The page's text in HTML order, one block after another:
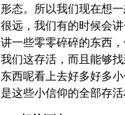
形态。所以我们现在想
很远，我们有的时候会
讲一些零零碎碎的东西
我们这存活，而且能够
东西呢看上去好多好多
是这些小信仰的全部存